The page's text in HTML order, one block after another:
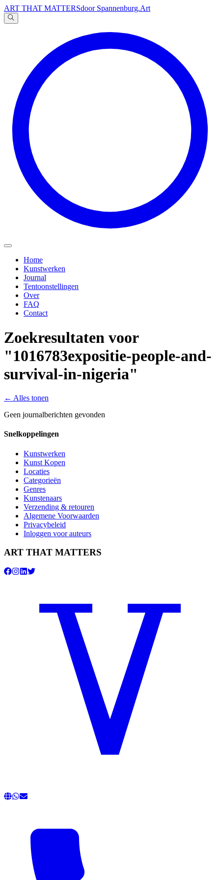
ART THAT MATTERSdoor Spannenburg.Art
文
Home
Kunstwerken
Journal
Tentoonstellingen
Over
FAQ
Contact
Zoekresultaten voor
"1016783expositie-people-and-
survival-in-nigeria"
← Alles tonen
Geen journalberichten gevonden
Snelkoppelingen
Kunstwerken
Kunst Kopen
Locaties
Categorieën
Genres
Kunstenaars
Verzending & retouren
Algemene Voorwaarden
Privacybeleid
Inloggen voor auteurs
ART THAT MATTERS